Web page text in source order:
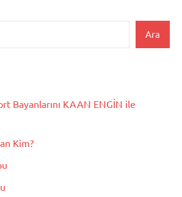
Ara
Bayanlarını KAAN ENGİN ile
Kim?